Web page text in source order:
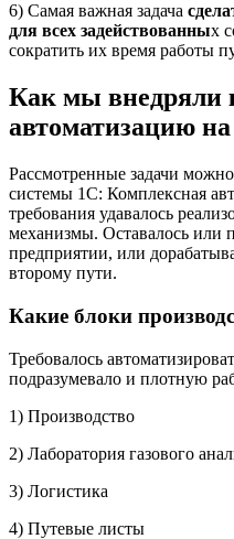
6) Самая важная задача
для всех задействованных
сократить их время работы
Как мы внедряли
автоматизацию на
Рассмотренные задачи
системы 1С: Комплексная
требования удавалось
механизмы. Оставалось или
предприятии, или
второму пути.
Какие блоки
Требовалось
подразумевало и плотную
1) Производство
2) Лаборатория газового
3) Логистика
4) Путевые листы